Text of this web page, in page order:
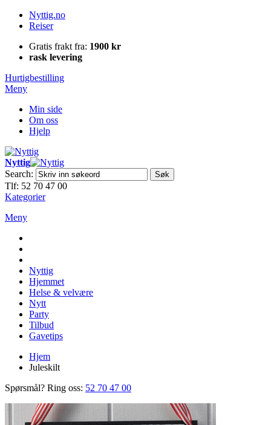
Nyttig.no
Reiser
Gratis frakt fra: 1900 kr
rask levering
Hurtigbestilling
Meny
Min side
Om oss
Hjelp
Nyttig
Search:
Søk
Tlf: 52 70 47 00
Kategorier
Meny
Nyttig
Hjemmet
Helse & velvære
Nytt
Party
Tilbud
Gavetips
Hjem
Juleskilt
Spørsmål? Ring oss: 52 70 47 00